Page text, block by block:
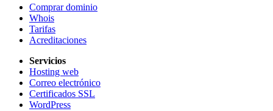
Comprar dominio
Whois
Tarifas
Acreditaciones
Servicios
Hosting web
Correo electrónico
Certificados SSL
WordPress